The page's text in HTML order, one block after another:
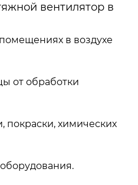
вентилятор в
в воздухе
от обработки
покраски, химических